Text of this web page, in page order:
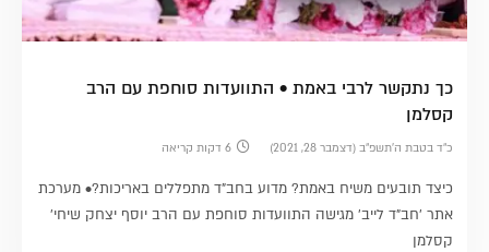
כך נתקשר לרבי באמת • התוועדות סוחפת עם הרב
קסלמן
כ״ד בטבת ה׳תשפ״ב (דצמבר 28, 2021) 6 דקות קריאה
כיצד תובעים משיח באמת? מדוע בחב"ד מתפללים באריכות?• מערכת
אתר 'חב"ד לייב' מגישה התוועדות סוחפת עם הרב יוסף יצחק שיחי'
קסלמן